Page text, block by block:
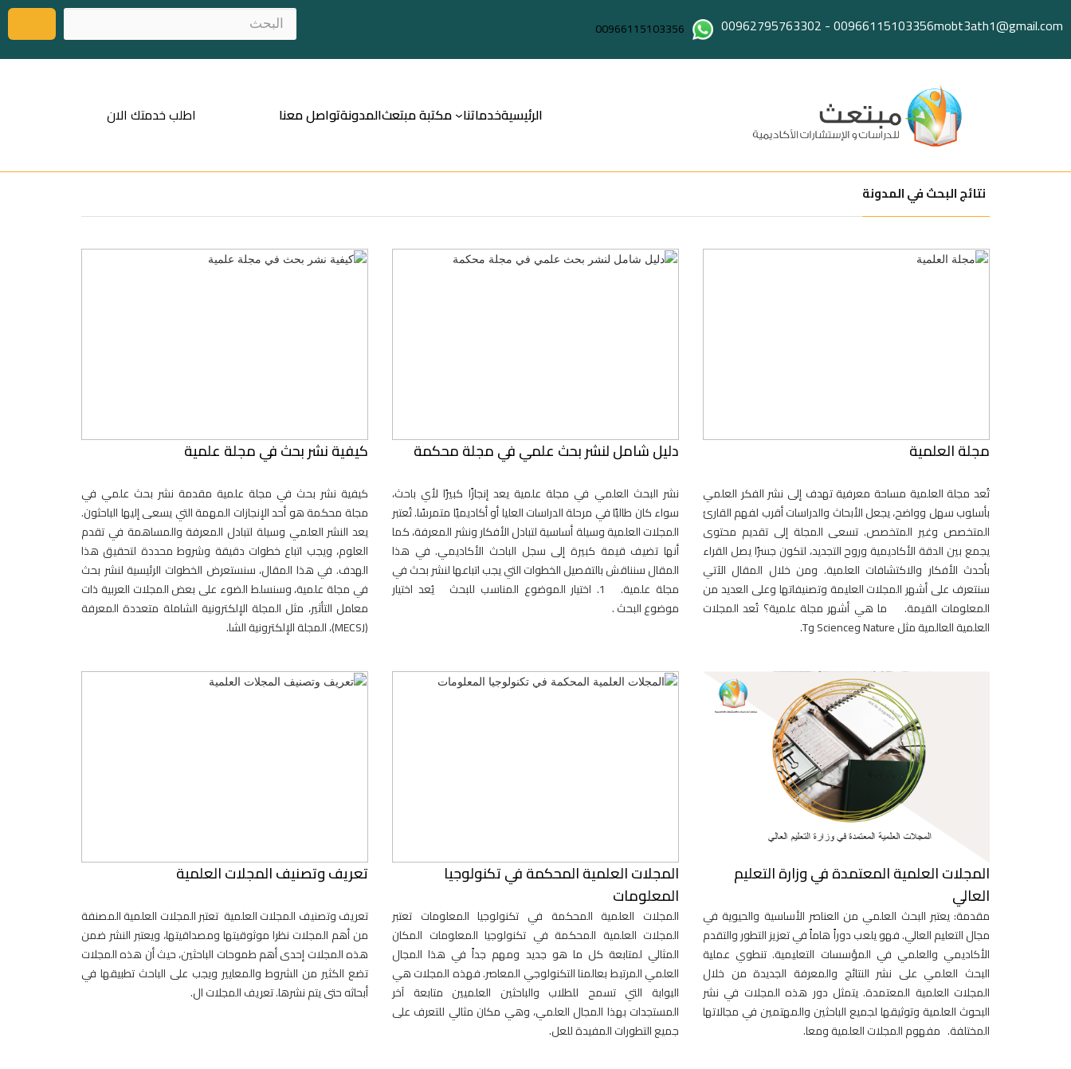
mobt3ath1@gmail.com
00966115103356
-
00962795763302
00966115103356
الرئيسيةخدماتنا مكتبة مبتعثالمدونةتواصل معنا اطلب خدمتك الان
نتائج البحث في المدونة
مجلة العلمية
تُعد مجلة العلمية مساحة معرفية تهدف إلى نشر الفكر العلمي
بأسلوب سهل وواضح، يجعل الأبحاث والدراسات أقرب لفهم القارئ
المتخصص وغير المتخصص. تسعى المجلة إلى تقديم محتوى
يجمع بين الدقة الأكاديمية وروح التجديد، لتكون جسرًا يصل القراء
بأحدث الأفكار والاكتشافات العلمية. ومن خلال المقال الآتي
سنتعرف على أشهر المجلات العليمة وتصنيفاتها وعلى العديد من
المعلومات القيمة. ما هي أشهر مجلة علمية؟ تُعد المجلات
العلمية العالمية مثل Nature وScience وT.
دليل شامل لنشر بحث علمي في مجلة محكمة
نشر البحث العلمي في مجلة علمية يعد إنجازًا كبيرًا لأي باحث،
سواء كان طالبًا في مرحلة الدراسات العليا أو أكاديميًا متمرسًا. تُعتبر
المجلات العلمية وسيلة أساسية لتبادل الأفكار ونشر المعرفة، كما
أنها تضيف قيمة كبيرة إلى سجل الباحث الأكاديمي. في هذا
المقال سنناقش بالتفصيل الخطوات التي يجب اتباعها لنشر بحث في
مجلة علمية. 1. اختيار الموضوع المناسب للبحث يُعد اختيار
موضوع البحث .
كيفية نشر بحث في مجلة علمية
كيفية نشر بحث في مجلة علمية مقدمة نشر بحث علمي في
مجلة محكمة هو أحد الإنجازات المهمة التي يسعى إليها الباحثون.
يعد النشر العلمي وسيلة لتبادل المعرفة والمساهمة في تقدم
العلوم، ويجب اتباع خطوات دقيقة وشروط محددة لتحقيق هذا
الهدف. في هذا المقال، سنستعرض الخطوات الرئيسية لنشر بحث
في مجلة علمية، وسنسلط الضوء على بعض المجلات العربية ذات
معامل التأثير، مثل المجلة الإلكترونية الشاملة متعددة المعرفة
(MECSJ)، المجلة الإلكترونية الشا.
المجلات العلمية المعتمدة في وزارة التعليم
العالي
مقدمة: يعتبر البحث العلمي من العناصر الأساسية والحيوية في
مجال التعليم العالي. فهو يلعب دوراً هاماً في تعزيز التطور والتقدم
الأكاديمي والعلمي في المؤسسات التعليمية. تنطوي عملية
البحث العلمي على نشر النتائج والمعرفة الجديدة من خلال
المجلات العلمية المعتمدة. يتمثل دور هذه المجلات في نشر
البحوث العلمية وتوثيقها لجميع الباحثين والمهتمين في مجالاتها
المختلفة. مفهوم المجلات العلمية ومعا.
المجلات العلمية المحكمة في تكنولوجيا
المعلومات
المجلات العلمية المحكمة في تكنولوجيا المعلومات تعتبر
المجلات العلمية المحكمة في تكنولوجيا المعلومات المكان
المثالي لمتابعة كل ما هو جديد ومهم جداً في هذا المجال
العلمي المرتبط بعالمنا التكنولوجي المعاصر. فهذه المجلات هي
البوابة التي تسمح للطلاب والباحثين العلميين متابعة آخر
المستجدات بهذا المجال العلمي، وهي مكان مثالي للتعرف على
جميع التطورات المفيدة للعل.
تعريف وتصنيف المجلات العلمية
تعريف وتصنيف المجلات العلمية تعتبر المجلات العلمية المصنفة
من أهم المجلات نظرا موثوقيتها ومصداقيتها، ويعتبر النشر ضمن
هذه المجلات إحدى أهم طموحات الباحثين، حيث أن هذه المجلات
تضع الكثير من الشروط والمعايير ويجب على الباحث تطبيقها في
أبحاثه حتى يتم نشرها. تعريف المجلات ال.